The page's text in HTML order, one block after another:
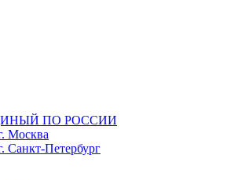
ПО РОССИИ
Москва
Санкт-Петербург